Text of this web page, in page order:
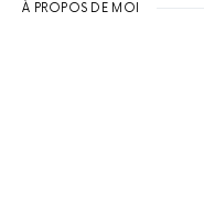
À PROPOS DE MOI